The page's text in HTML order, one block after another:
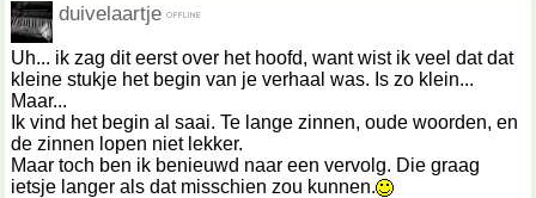
duivelaartje
Uh... ik zag dit eerst over het hoofd, want wist ik veel dat dat
kleine stukje het begin van je verhaal was. Is zo klein...
Maar...
Ik vind het begin al saai. Te lange zinnen, oude woorden, en
de zinnen lopen niet lekker.
Maar toch ben ik benieuwd naar een vervolg. Die graag
ietsje langer als dat misschien zou kunnen.